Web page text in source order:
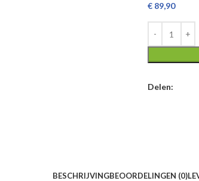
€89,90
Delen:
BESCHRIJVINGBEOORDELINGEN (0)